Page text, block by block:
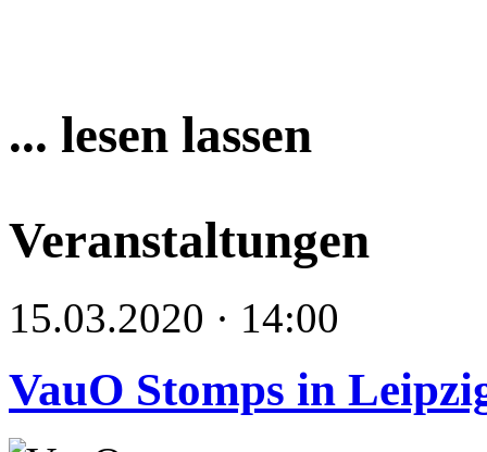
... lesen lassen
Veranstaltungen
15.03.2020 · 14:00
VauO Stomps in